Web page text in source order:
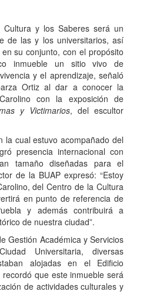
y los Saberes será un
de las y los universitarios, así
su conjunto, con el propósito
inmueble un sitio vivo de
y el aprendizaje, señaló
Ortiz al dar a conocer la
con la exposición de
y Victimarios, del escultor
la cual estuvo acompañado del
presencia internacional con
tamaño diseñadas para el
de la BUAP expresó: “Estoy
del Centro de la Cultura
en punto de referencia de
y además contribuirá a
de nuestra ciudad”.
Gestión Académica y Servicios
Universitaria, diversas
alojadas en el Edificio
que este inmueble será
de actividades culturales y